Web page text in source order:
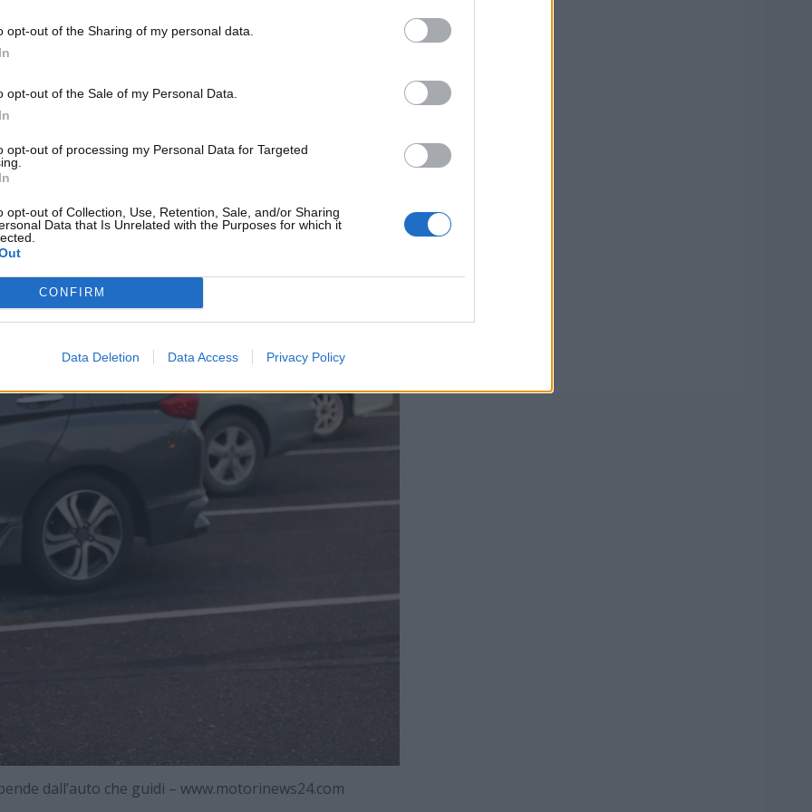
opt-out of the Sharing of my personal data.
opt-out of the Sale of my Personal Data.
opt-out of processing my Personal Data for Targeted
opt-out of Collection, Use, Retention, Sale, and/or Sharing
Data that Is Unrelated with the Purposes for which it
CONFIRM
Data Deletion Data Access Privacy Policy
in difficoltà con questa manovra
studio condotto da
il 68% dei conducenti di auto targate BMW avrebbe
e, quindi, risulterebbe essere in difficoltà
appartenenti a marchi di lusso comeAudi e
avvezzi con questo genere di manovra.
dall’auto che guidi – www.motorinews24.com